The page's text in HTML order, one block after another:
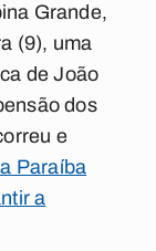
Grande,
(9), uma
de João
dos
e
Paraíba
a